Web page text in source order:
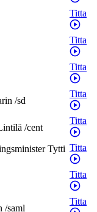
Titta
Titta
Titta
/sd
Titta
/cent
Titta
Tytti Titta
Titta
/saml
Titta